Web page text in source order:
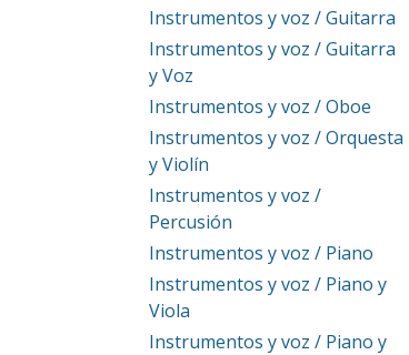
Instrumentos y voz / Guitarra
Instrumentos y voz / Guitarra
y Voz
Instrumentos y voz / Oboe
Instrumentos y voz / Orquesta
y Violín
Instrumentos y voz /
Percusión
Instrumentos y voz / Piano
Instrumentos y voz / Piano y
Viola
Instrumentos y voz / Piano y